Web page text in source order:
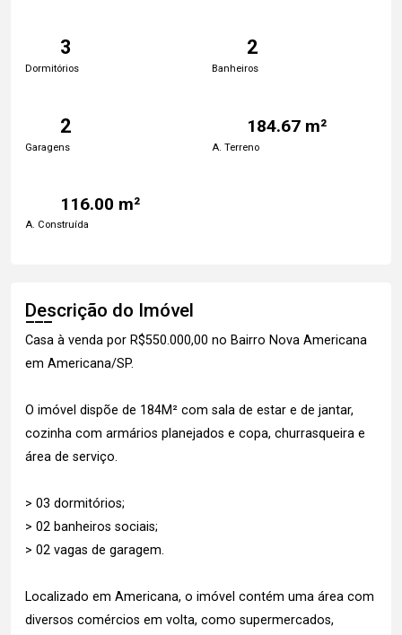
3
Dormitórios
2
Banheiros
2
Garagens
184.67 m²
A. Terreno
116.00 m²
A. Construída
Descrição do Imóvel
Casa à venda por R$550.000,00 no Bairro Nova Americana
em Americana/SP.
O imóvel dispõe de 184M² com sala de estar e de jantar,
cozinha com armários planejados e copa, churrasqueira e
área de serviço.
> 03 dormitórios;
> 02 banheiros sociais;
> 02 vagas de garagem.
Localizado em Americana, o imóvel contém uma área com
diversos comércios em volta, como supermercados,